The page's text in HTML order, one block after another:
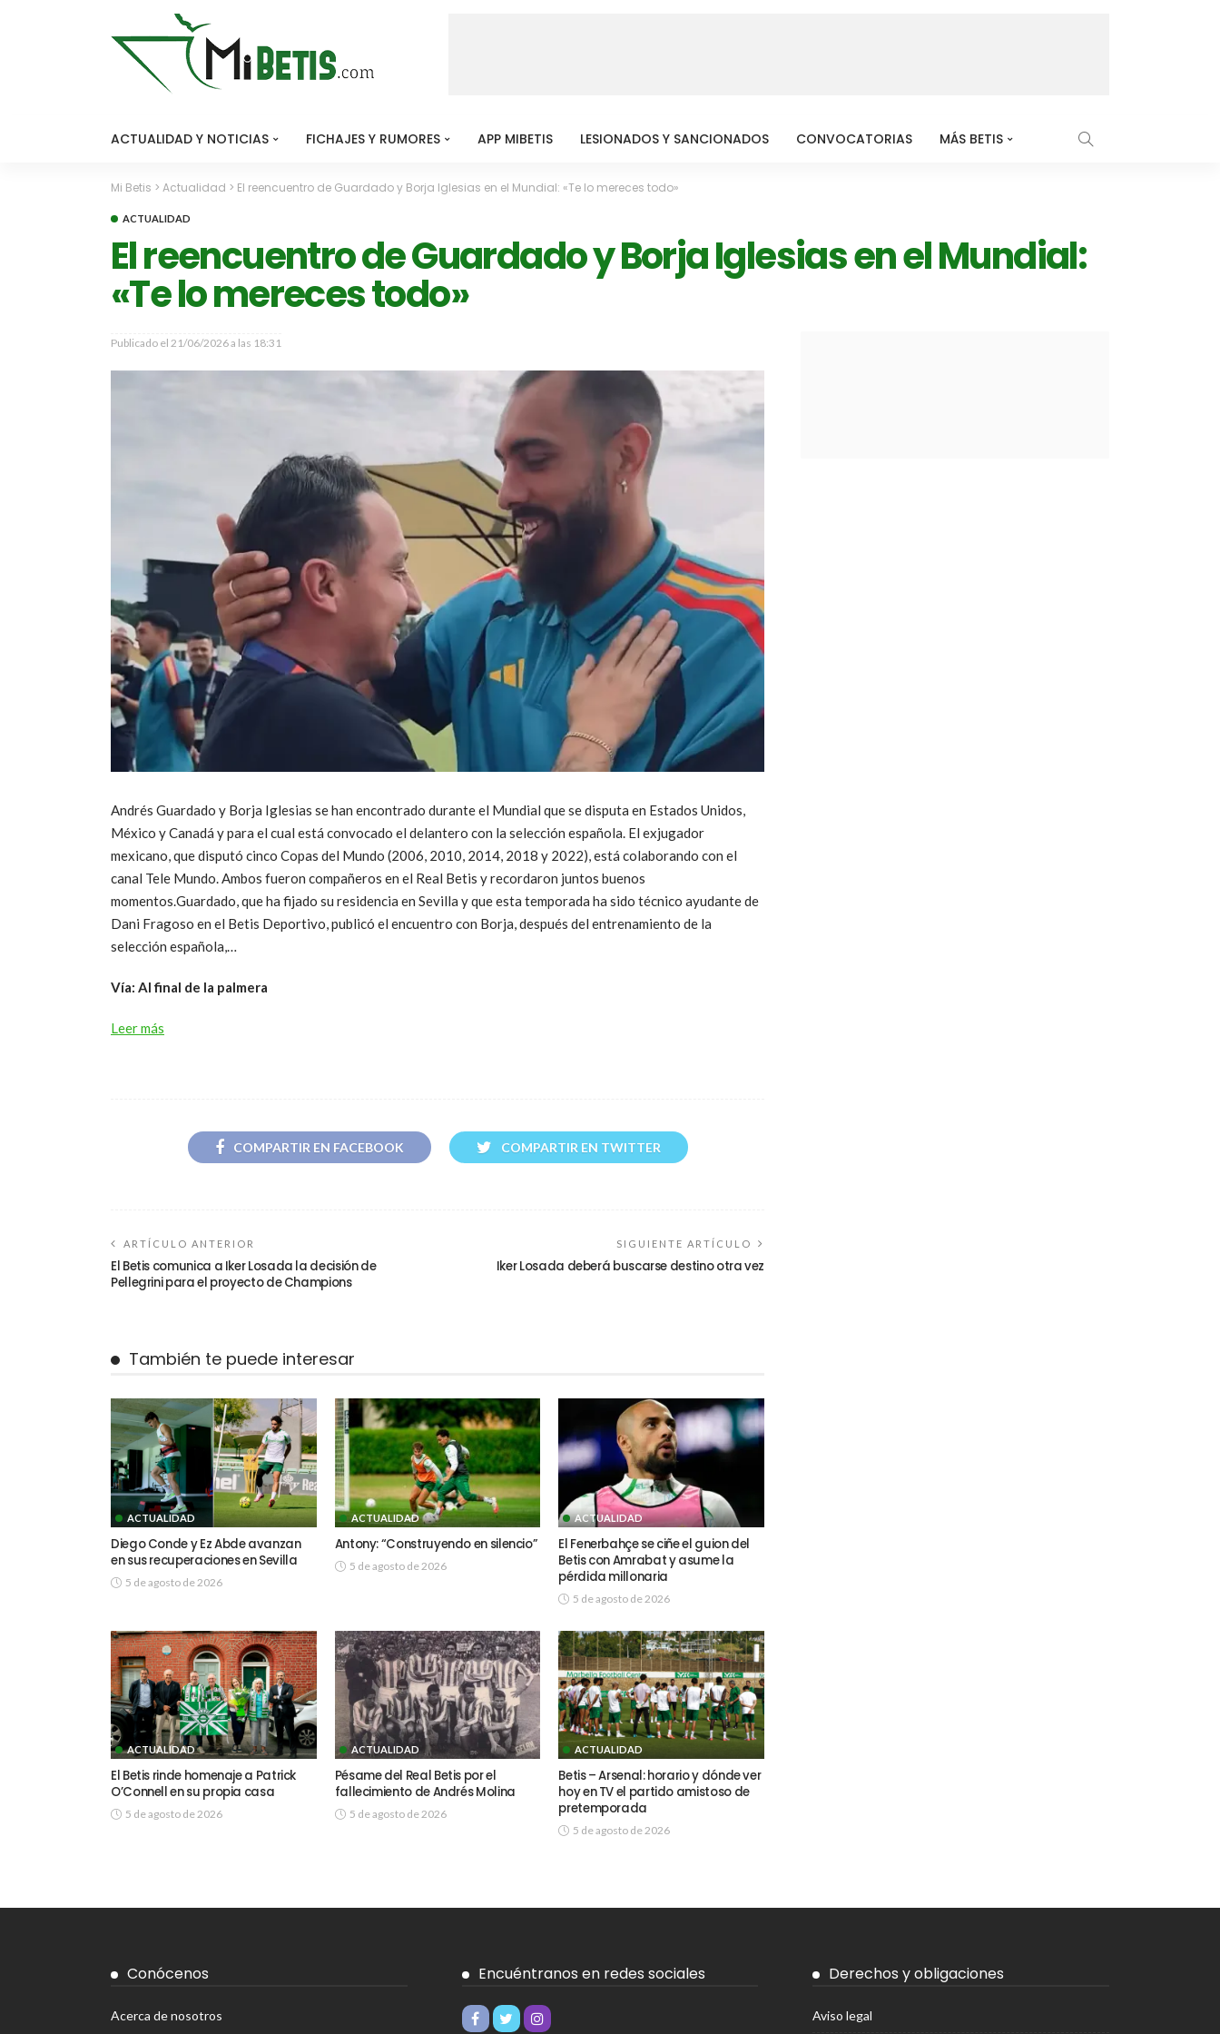
ACTUALIDAD Y NOTICIAS FICHAJES Y RUMORES APP MIBETIS LESIONADOS Y SANCIONADOS CONVOCATORIAS MÁS BETIS
Mi Betis > Actualidad > El reencuentro de Guardado y Borja Iglesias en el Mundial: «Te lo mereces todo»
ACTUALIDAD
El reencuentro de Guardado y Borja Iglesias en el Mundial:
«Te lo mereces todo»
Publicado el 21/06/2026 a las 18:31
Andrés Guardado y Borja Iglesias se han encontrado durante el Mundial que se disputa en Estados Unidos,
México y Canadá y para el cual está convocado el delantero con la selección española. El exjugador
mexicano, que disputó cinco Copas del Mundo (2006, 2010, 2014, 2018 y 2022), está colaborando con el
canal Tele Mundo. Ambos fueron compañeros en el Real Betis y recordaron juntos buenos
momentos.Guardado, que ha fijado su residencia en Sevilla y que esta temporada ha sido técnico ayudante de
Dani Fragoso en el Betis Deportivo, publicó el encuentro con Borja, después del entrenamiento de la
selección española,…
Vía: Al final de la palmera
Leer más
COMPARTIR EN FACEBOOK COMPARTIR EN TWITTER
ARTÍCULO ANTERIOR
El Betis comunica a Iker Losada la decisión de
Pellegrini para el proyecto de Champions
SIGUIENTE ARTÍCULO
Iker Losada deberá buscarse destino otra vez
También te puede interesar
ACTUALIDAD
Diego Conde y Ez Abde avanzan
en sus recuperaciones en Sevilla
5 de agosto de 2026
ACTUALIDAD
Antony: “Construyendo en silencio”
5 de agosto de 2026
ACTUALIDAD
El Fenerbahçe se ciñe el guion del
Betis con Amrabat y asume la
pérdida millonaria
5 de agosto de 2026
ACTUALIDAD
El Betis rinde homenaje a Patrick
O’Connell en su propia casa
5 de agosto de 2026
ACTUALIDAD
Pésame del Real Betis por el
fallecimiento de Andrés Molina
5 de agosto de 2026
ACTUALIDAD
Betis – Arsenal: horario y dónde ver
hoy en TV el partido amistoso de
pretemporada
5 de agosto de 2026
Conócenos
Acerca de nosotros
Encuéntranos en redes sociales Derechos y obligaciones
Aviso legal